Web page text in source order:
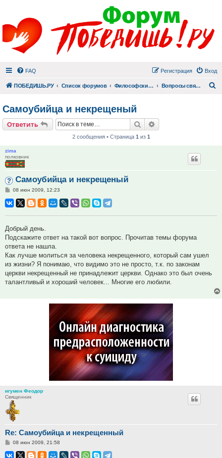
FAQ Вход
Регистрация
ПОБЕДИШЬ.РУ Список форумов Философский раздел Вопросы священнику
Самоубийца и некрещеный
Ответить Поиск
2 сообщения • Страница 1 из 1
zima
полковник
Самоубийца и некрещеный
Сообщение
08 июн 2009, 12:23
Добрый день.
Подскажите ответ на такой вот вопрос. Прочитав темы форума
ответа не нашла.
Как лучше молиться за человека некрещенного, который сам ушел
из жизни? Я понимаю, что видимо это не просто, т.к. по законам
церкви некрещенный не принадлежит церкви. Однако это был очень
талантливый и хороший человек... Многие его любили.
игумен Феодор
Священник
Re: Самоубийца и некрещенный
Сообщение
08 июн 2009, 21:58